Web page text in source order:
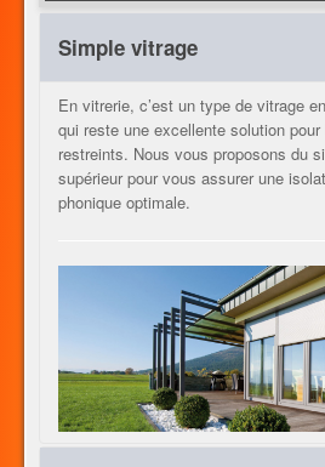
AUTRES METIERS
CONTACT
Simple vitrage
En vitrerie, c’est un type de vitrage
qui reste une excellente solution
restreints. Nous vous proposons du
supérieur pour vous assurer une
phonique optimale.